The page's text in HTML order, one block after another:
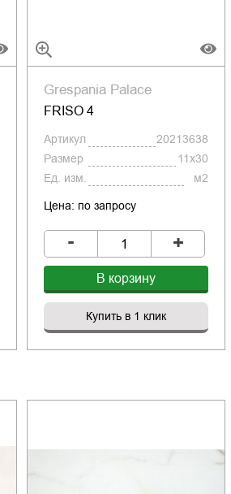
Grespania Palace
FRISO 4
Артикул
20213638
Размер
11x30
Ед. изм.
м2
Цена: по запросу
- +
В корзину
Купить в 1 клик